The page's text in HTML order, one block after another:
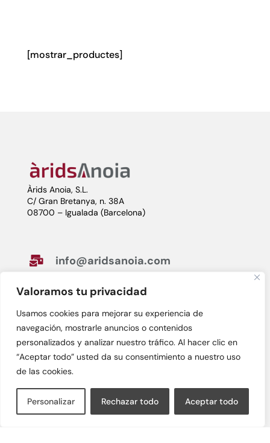
Valoramos tu privacidad
Usamos cookies para mejorar su experiencia de
navegación, mostrarle anuncios o contenidos
personalizados y analizar nuestro tráfico. Al hacer clic en
“Aceptar todo” usted da su consentimiento a nuestro uso
de las cookies.
Personalizar Rechazar todo Aceptar todo
[mostrar_productes]
Àrids Anoia, S.L.
C/ Gran Bretanya, n. 38A
08700 – Igualada (Barcelona)
 info@aridsanoia.com
 93 806 82 00
 Horario
De lunes a viernes
de 7:30h a 13:30h y de 15:00h a 18:00h
Avís legal Política de privacitat Política de cookies